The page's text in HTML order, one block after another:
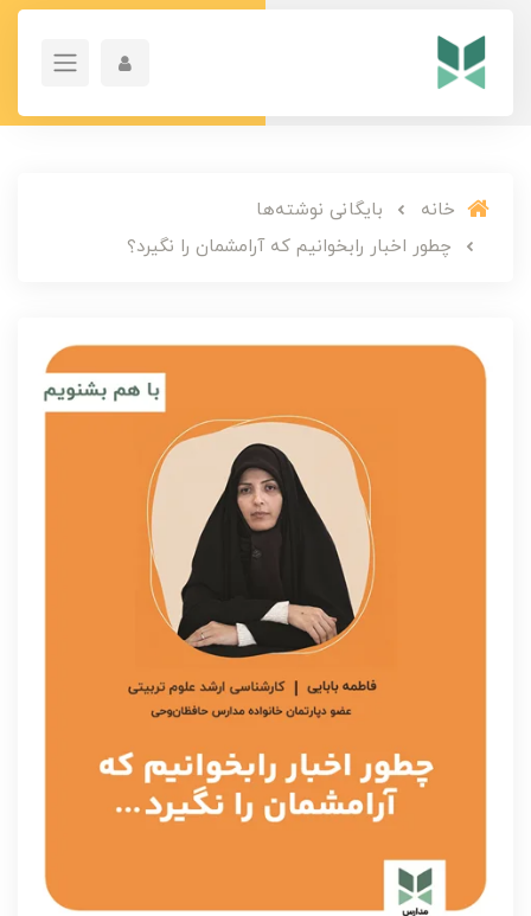
خانه
بایگانی نوشته‌ها
چطور اخبار رابخوانیم که آرامشمان را نگیرد؟